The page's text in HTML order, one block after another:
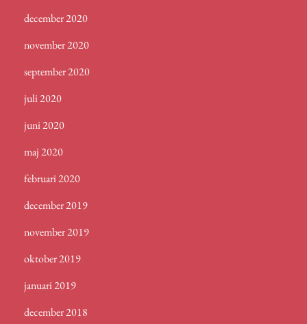
december 2020
november 2020
september 2020
juli 2020
juni 2020
maj 2020
februari 2020
december 2019
november 2019
oktober 2019
januari 2019
december 2018